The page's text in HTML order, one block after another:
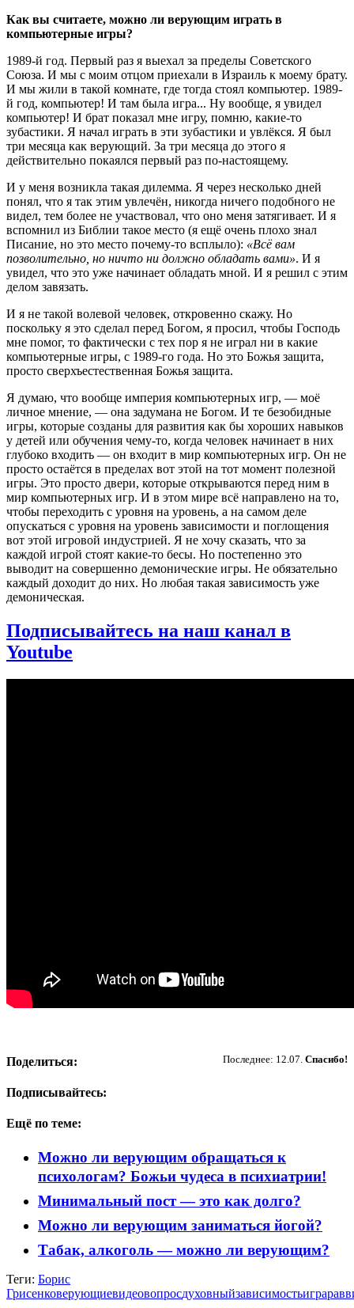
Как вы считаете, можно ли верующим играть в
компьютерные игры?
1989-й год. Первый раз я выехал за пределы Советского
Союза. И мы с моим отцом приехали в Израиль к моему брату.
И мы жили в такой комнате, где тогда стоял компьютер. 1989-
й год, компьютер! И там была игра... Ну вообще, я увидел
компьютер! И брат показал мне игру, помню, какие-то
зубастики. Я начал играть в эти зубастики и увлёкся. Я был
три месяца как верующий. За три месяца до этого я
действительно покаялся первый раз по-настоящему.
И у меня возникла такая дилемма. Я через несколько дней
понял, что я так этим увлечён, никогда ничего подобного не
видел, тем более не участвовал, что оно меня затягивает. И я
вспомнил из Библии такое место (я ещё очень плохо знал
Писание, но это место почему-то всплыло): «Всё вам
позволительно, но ничто ни должно обладать вами». И я
увидел, что это уже начинает обладать мной. И я решил с этим
делом завязать.
И я не такой волевой человек, откровенно скажу. Но
поскольку я это сделал перед Богом, я просил, чтобы Господь
мне помог, то фактически с тех пор я не играл ни в какие
компьютерные игры, с 1989-го года. Но это Божья защита,
просто сверхъестественная Божья защита.
Я думаю, что вообще империя компьютерных игр, — моё
личное мнение, — она задумана не Богом. И те безобидные
игры, которые созданы для развития как бы хороших навыков
у детей или обучения чему-то, когда человек начинает в них
глубоко входить — он входит в мир компьютерных игр. Он не
просто остаётся в пределах вот этой на тот момент полезной
игры. Это просто двери, которые открываются перед ним в
мир компьютерных игр. И в этом мире всё направлено на то,
чтобы переходить с уровня на уровень, а на самом деле
опускаться с уровня на уровень зависимости и поглощения
вот этой игровой индустрией. Я не хочу сказать, что за
каждой игрой стоят какие-то бесы. Но постепенно это
выводит на совершенно демонические игры. Не обязательно
каждый доходит до них. Но любая такая зависимость уже
демоническая.
Подписывайтесь на наш канал в
Youtube
Последнее: 12.07. Спасибо!
Поделиться:
Подписывайтесь:
Ещё по теме:
Можно ли верующим обращаться к
психологам? Божьи чудеса в психиатрии!
Минимальный пост — это как долго?
Можно ли верующим заниматься йогой?
Табак, алкоголь — можно ли верующим?
Теги: Борис
Грисенковерующиевидеовопросдуховныйзависимостьигра